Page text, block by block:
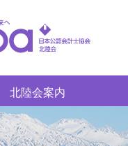
北陸会案内